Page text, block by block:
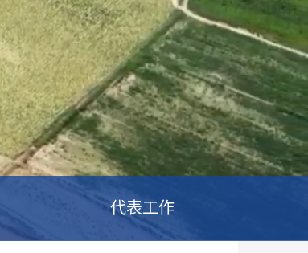
代表工作